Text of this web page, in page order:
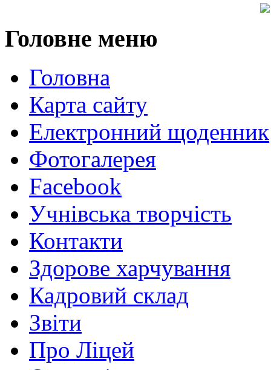
Головне меню
Головна
Карта сайту
Електронний щоденник
Фотогалерея
Facebook
Учнівська творчість
Контакти
Здорове харчування
Кадровий склад
Звіти
Про Ліцей